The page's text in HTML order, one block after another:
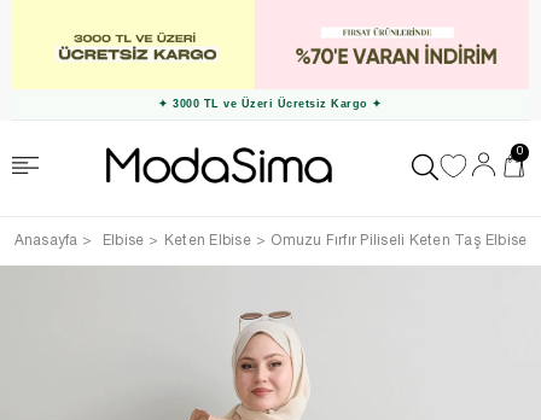
✦ 3000 TL ve Üzeri Ücretsiz Kargo ✦
0
Anasayfa Elbise Keten Elbise Omuzu Fırfır Piliseli Keten Taş Elbise